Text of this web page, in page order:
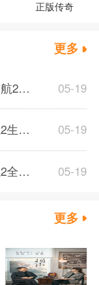
正版传奇
更多
深海迷航2全矿物分布区域一览 深海迷航2矿物区域分布位置介绍 05-19
深海迷航2全生物床位置一览 深海迷航2生物床位置分享 05-19
深海迷航2重要地点坐标分享 深海迷航2全散落蓝图坐标位置一览 05-19
更多